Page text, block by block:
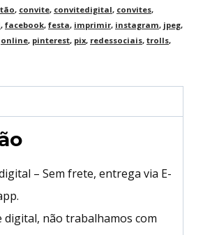
, convite, convitedigital, convites,
, facebook, festa, imprimir, instagram, jpeg,
online, pinterest, pix, redessociais, trolls,
– Sem frete, entrega via E-
digital, não trabalhamos com